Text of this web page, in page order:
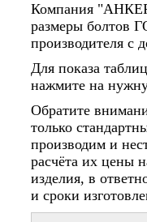
Компания
размеры болтов
производителя с
Для показа
нажмите на
Обратите
только
производим и
расчёта их цены
изделия, в
и сроки